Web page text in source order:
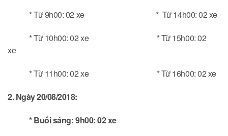
* Từ 9h00: 02 xe * Từ 14h00: 02 xe
* Từ 10h00: 02 xe * Từ 15h00: 02
xe
* Từ 11h00: 02 xe * Từ 16h00: 02 xe
2. Ngày 20/08/2018:
* Buổi sáng: 9h00: 02 xe